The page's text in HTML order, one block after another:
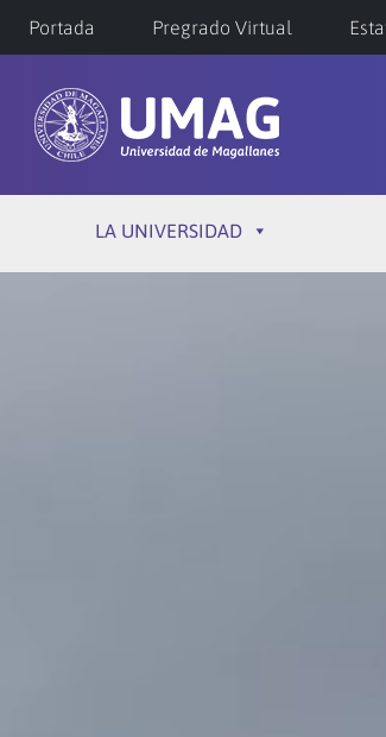
Portada Pregrado Virtual
LA UNIVERSIDAD